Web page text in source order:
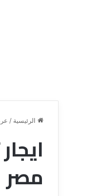
الرئيسية /
مصر